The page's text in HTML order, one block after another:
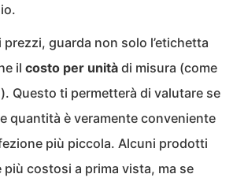
guarda non solo l’etichetta
il costo per unità di misura (come
Questo ti permetterà di valutare se
quantità è veramente conveniente
più piccola. Alcuni prodotti
costosi a prima vista, ma se